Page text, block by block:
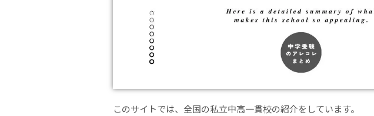
このサイトでは、全国の私立中高一貫校の紹介をしています。